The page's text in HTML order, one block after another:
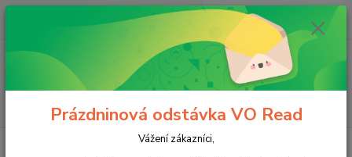
Po - Pá 8 - 14h
ks
za 0,00 Kč
Bezlepková
Prázdninová odstávka VO Read
Vážení zákazníci,